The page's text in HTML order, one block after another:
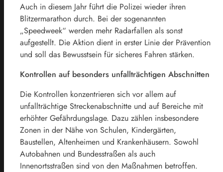
Auch in diesem Jahr führt die Polizei wieder ihren
Blitzermarathon durch. Bei der sogenannten
„Speedweek“ werden mehr Radarfallen als sonst
aufgestellt. Die Aktion dient in erster Linie der Prävention
und soll das Bewusstsein für sicheres Fahren stärken.
Kontrollen auf besonders unfallträchtigen Abschnitten
Die Kontrollen konzentrieren sich vor allem auf
unfallträchtige Streckenabschnitte und auf Bereiche mit
erhöhter Gefährdungslage. Dazu zählen insbesondere
Zonen in der Nähe von Schulen, Kindergärten,
Baustellen, Altenheimen und Krankenhäusern. Sowohl
Autobahnen und Bundesstraßen als auch
Innenortsstraßen sind von den Maßnahmen betroffen.